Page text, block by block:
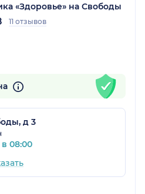
«Здоровье» на Свободы
11 отзывов
д 3
08:00